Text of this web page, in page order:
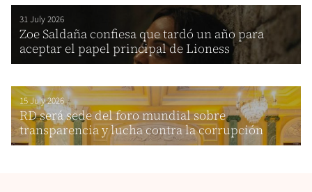
31 July 2026
Zoe Saldaña confiesa que tardó un año para
aceptar el papel principal de Lioness
15 July 2026
RD será sede del foro mundial sobre
transparencia y lucha contra la corrupción